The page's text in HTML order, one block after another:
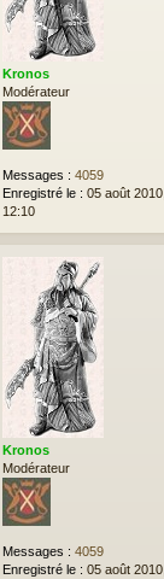
Kronos
Modérateur
Messages : 4059
Enregistré le : 05 août 2010,
12:10
Kronos
Modérateur
Messages : 4059
Enregistré le : 05 août 2010,